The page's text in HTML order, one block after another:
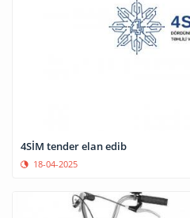
4SİM tender elan edib
18-04-2025